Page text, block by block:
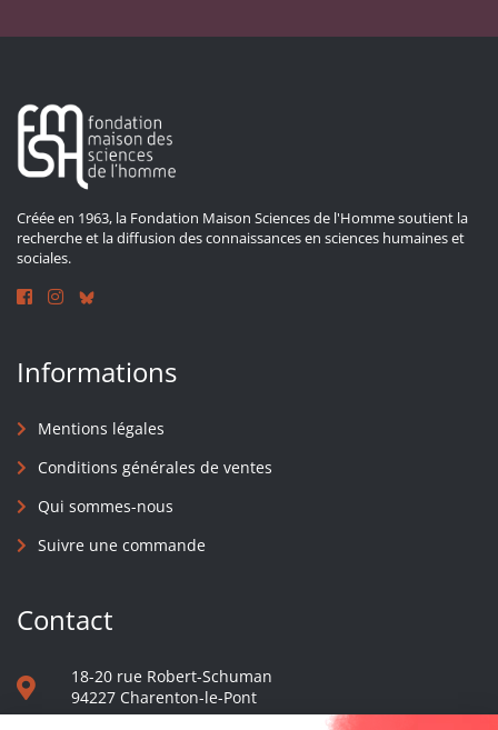
Créée en 1963, la Fondation Maison Sciences de l'Homme soutient la
recherche et la diffusion des connaissances en sciences humaines et
sociales.
Informations
Mentions légales
Conditions générales de ventes
Qui sommes-nous
Suivre une commande
Contact
18-20 rue Robert-Schuman
94227 Charenton-le-Pont